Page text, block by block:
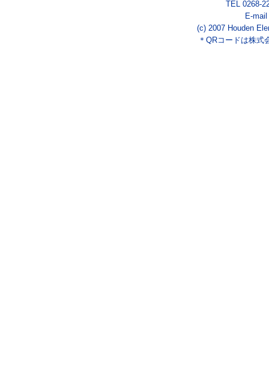
TEL 0268-
E-mail
(c) 2007 Houden
＊QRコードは株式